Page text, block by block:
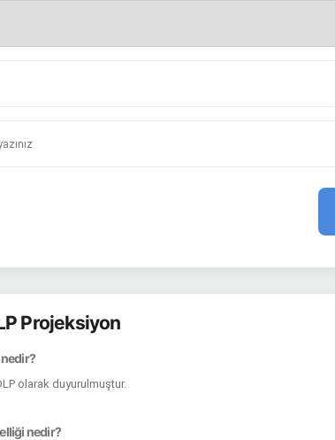
Projeksiyon
olarak duyurulmuştur.
nedir?